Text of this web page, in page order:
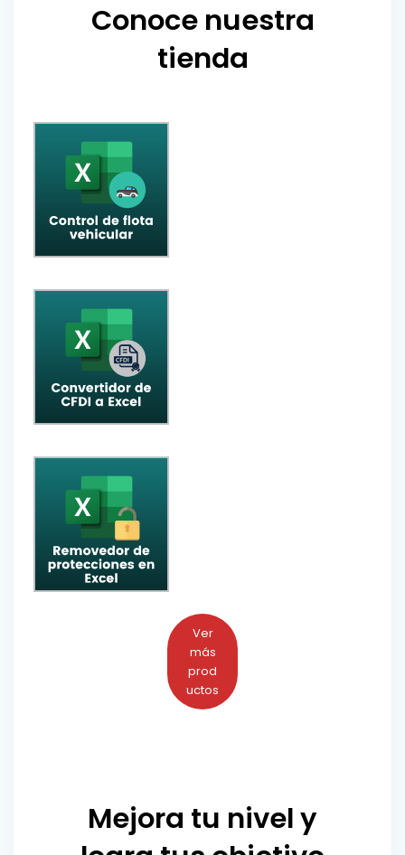
Conoce nuestra
tienda
Ver
más
prod
uctos
Mejora tu nivel y